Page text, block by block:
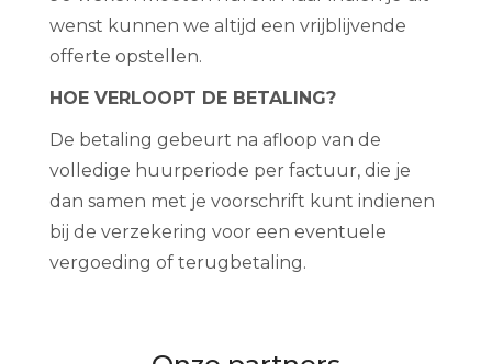
wenst kunnen we altijd een vrijblijvende
offerte opstellen.
HOE VERLOOPT DE BETALING?
De betaling gebeurt na afloop van de
volledige huurperiode per factuur, die je
dan samen met je voorschrift kunt indienen
bij de verzekering voor een eventuele
vergoeding of terugbetaling.